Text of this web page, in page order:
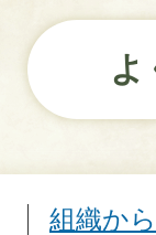
よ
組織か